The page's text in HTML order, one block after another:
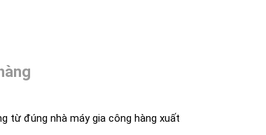
từ đúng nhà máy gia công hàng xuất